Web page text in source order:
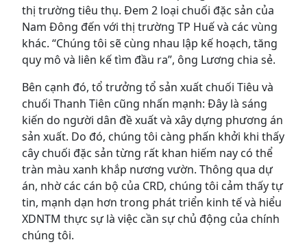
thị trường tiêu thụ. Đem 2 loại chuối đặc sản của
Nam Đông đến với thị trường TP Huế và các vùng
khác. “Chúng tôi sẽ cùng nhau lập kế hoạch, tăng
quy mô và liên kế tìm đầu ra”, ông Lương chia sẻ.
Bên cạnh đó, tổ trưởng tổ sản xuất chuối Tiêu và
chuối Thanh Tiên cũng nhấn mạnh: Đây là sáng
kiến do người dân đề xuất và xây dựng phương án
sản xuất. Do đó, chúng tôi càng phấn khởi khi thấy
cây chuối đặc sản từng rất khan hiếm nay có thể
tràn màu xanh khắp nương vườn. Thông qua dự
án, nhờ các cán bộ của CRD, chúng tôi cảm thấy tự
tin, mạnh dạn hơn trong phát triển kinh tế và hiểu
XDNTM thực sự là việc cần sự chủ động của chính
chúng tôi.